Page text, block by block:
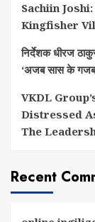
Sachiin
Kingfisher
निर्देशक धीरज
‘अजब सास के गजब
VKDL
Distressed
The
Recent